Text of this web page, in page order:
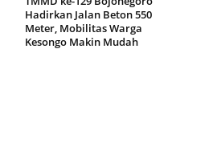
Hadirkan Jalan Beton 550
Meter, Mobilitas Warga
Kesongo Makin Mudah